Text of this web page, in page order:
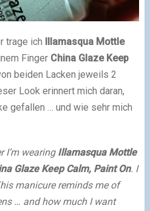
trage ich Illamasqua Mottle
Finger China Glaze Keep
beiden Lacken jeweils 2
Look erinnert mich daran,
gefallen … und wie sehr mich
I’m wearing Illamasqua Mottle
Glaze Keep Calm, Paint On. I
manicure reminds me of
… and how much I want